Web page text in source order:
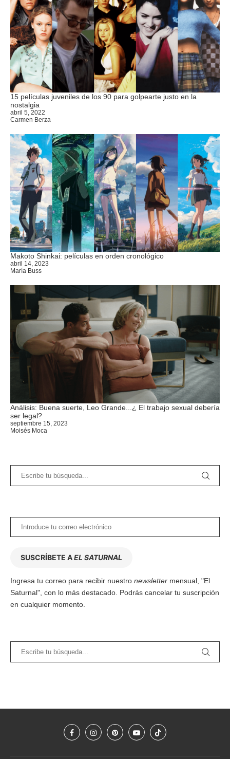
15 películas juveniles de los 90 para golpearte justo en la
nostalgia
abril 5, 2022
Carmen Berza
Makoto Shinkai: películas en orden cronológico
abril 14, 2023
María Buss
Análisis: Buena suerte, Leo Grande...¿ El trabajo sexual debería
ser legal?
septiembre 15, 2023
Moisés Moca
SUSCRÍBETE AEL SATURNAL
Ingresa tu correo para recibir nuestro newsletter mensual, "El
Saturnal", con lo más destacado. Podrás cancelar tu suscripción
en cualquier momento.